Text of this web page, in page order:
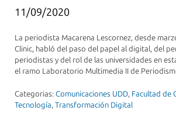
11/09/2020
La periodista Macarena Lescornez, desde
Clinic, habló del paso del papel al digital, del
periodistas y del rol de las universidades en
el ramo Laboratorio Multimedia II de
Categorias: Comunicaciones UDD, Facultad de
Tecnología, Transformación Digital